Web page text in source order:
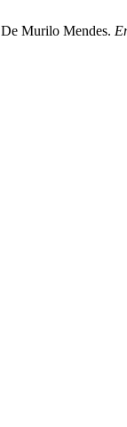
Murilo Mendes.